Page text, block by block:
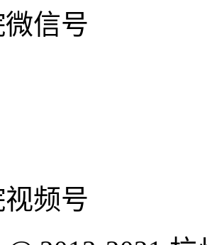
信号
频号